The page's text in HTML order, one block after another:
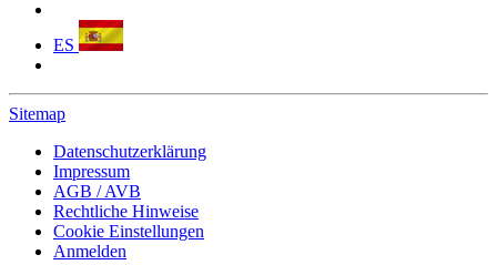
ES
Sitemap
Datenschutzerklärung
Impressum
AGB / AVB
Rechtliche Hinweise
Cookie Einstellungen
Anmelden